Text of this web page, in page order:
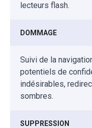
lecteurs flash.
DOMMAGE
Suivi de la
potentiels de
indésirables,
sombres.
SUPPRESSION